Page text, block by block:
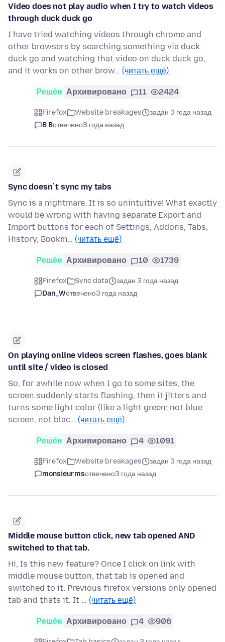
Video does not play audio when I try to watch videos
through duck duck go
I have tried watching videos through chrome and
other browsers by searching something via duck
duck go and watching that video on duck duck go,
and it works on other brow… (читать ещё)
Решён Архивировано 11 2424
Firefox Website breakages
задан 3 года назад
B Bотвечено3 года назад
Sync doesn`t sync my tabs
Sync is a nightmare. It is so unintuitive! What exactly
would be wrong with having separate Export and
Import buttons for each of Settings, Addons, Tabs,
History, Bookm… (читать ещё)
Решён Архивировано 10 1739
Firefox Sync data
задан 3 года назад
Dan_Wотвечено3 года назад
On playing online videos screen flashes, goes blank
until site / video is closed
So, for awhile now when I go to some sites, the
screen suddenly starts flashing, then it jitters and
turns some light color (like a light green; not blue
screen, not blac… (читать ещё)
Решён Архивировано 4 1091
Firefox Website breakages
задан 3 года назад
monsieurmsотвечено3 года назад
Middle mouse button click, new tab opened AND
switched to that tab.
Hi, Is this new feature? Once I click on link with
middle mouse button, that tab is opened and
switched to it. Previous firefox versions only opened
tab and thats it. It … (читать ещё)
Решён Архивировано 4 906